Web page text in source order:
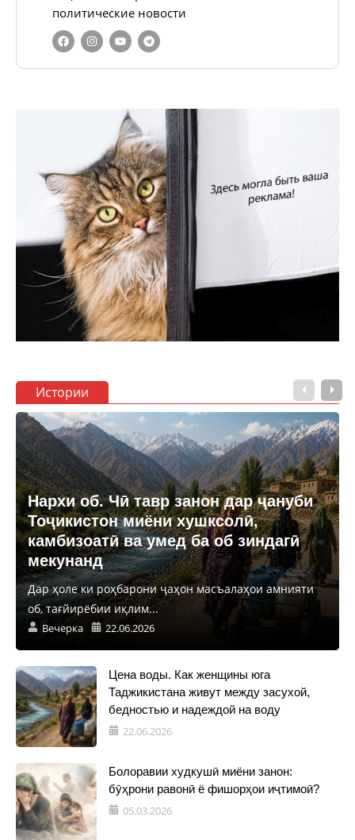
политические новости
Истории
Нархи об. Чӣ тавр занон дар ҷануби
Тоҷикистон миёни хушксолӣ,
камбизоатӣ ва умед ба об зиндагӣ
мекунанд
Дар ҳоле ки роҳбарони ҷаҳон масъалаҳои амнияти
об, тағйирёбии иқлим...
Вечерка 22.06.2026
Цена воды. Как женщины юга
Таджикистана живут между засухой,
бедностью и надеждой на воду
22.06.2026
Болоравии худкушӣ миёни занон:
бӯҳрони равонӣ ё фишорҳои иҷтимоӣ?
05.03.2026